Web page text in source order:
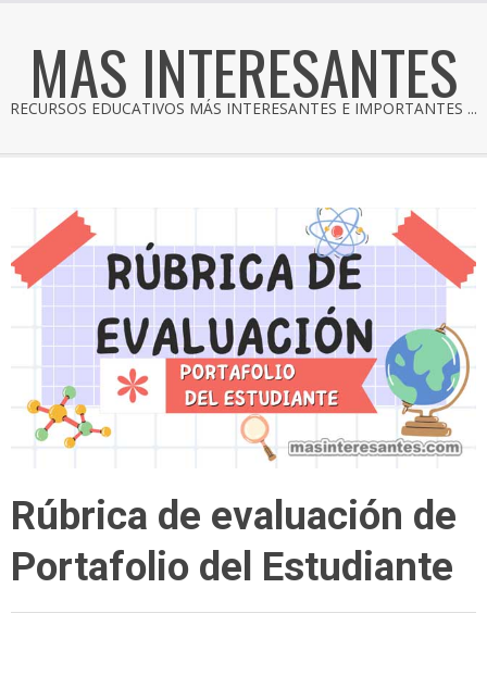
MAS INTERESANTES
RECURSOS EDUCATIVOS MÁS INTERESANTES E IMPORTANTES ...
Rúbrica de evaluación de
Portafolio del Estudiante